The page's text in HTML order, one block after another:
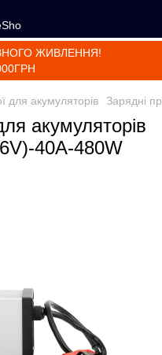
ЖИВЛЕННЯ!
для акумуляторів Зарядні
акумуляторів
40A-480W